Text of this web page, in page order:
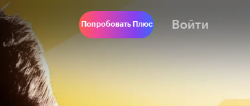
Попробовать Плюс Войти